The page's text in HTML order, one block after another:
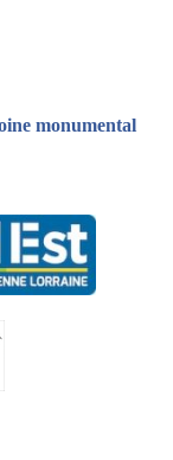
monumental